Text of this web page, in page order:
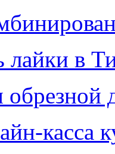
лайки в
касса